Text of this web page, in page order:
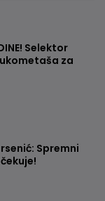
Selektor
za
Spremni